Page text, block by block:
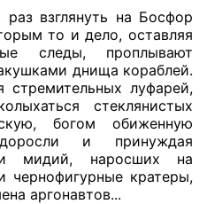
взглянуть на Босфор
то и дело, оставляя
следы, проплывают
днища кораблей.
стремительных луфарей,
стеклянистых
богом обиженную
и принуждая
мидий, наросших на
кратеры,
аргонавтов...